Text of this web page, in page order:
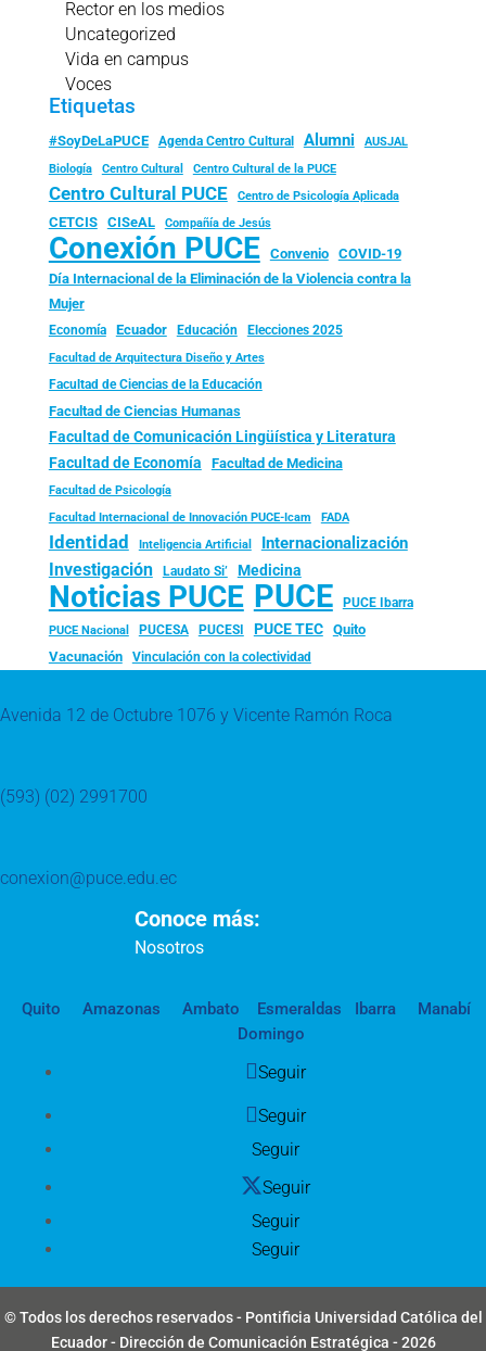
Rector en los medios
Uncategorized
Vida en campus
Voces
Etiquetas
#SoyDeLaPUCE Agenda Centro Cultural Alumni
AUSJAL
Biología
Centro Cultural Centro Cultural de la PUCE
Centro Cultural PUCE Centro de Psicología Aplicada
CETCIS CISeAL Compañía de Jesús
Conexión PUCE Convenio
COVID-19
Día Internacional de la Eliminación de la Violencia contra la
Mujer
Economía Ecuador Educación Elecciones 2025
Facultad de Arquitectura Diseño y Artes
Facultad de Ciencias de la Educación
Facultad de Ciencias Humanas
Facultad de Comunicación Lingüística y Literatura
Facultad de Economía Facultad de Medicina
Facultad de Psicología
Facultad Internacional de Innovación PUCE-Icam FADA
Identidad Inteligencia Artificial Internacionalización
Investigación Laudato Si’ Medicina
Noticias PUCE PUCE PUCE Ibarra
PUCE Nacional PUCESA PUCESI PUCE TEC
Quito
Vacunación
Vinculación con la colectividad
Avenida 12 de Octubre 1076 y Vicente Ramón Roca
(593) (02) 2991700
conexion@puce.edu.ec
Conoce más:
Nosotros
Quito Amazonas Ambato Esmeraldas Ibarra
Manabí
Domingo
Seguir
Seguir
Seguir
Seguir
Seguir
Seguir
© Todos los derechos reservados - Pontificia Universidad Católica del
Ecuador - Dirección de Comunicación Estratégica - 2026